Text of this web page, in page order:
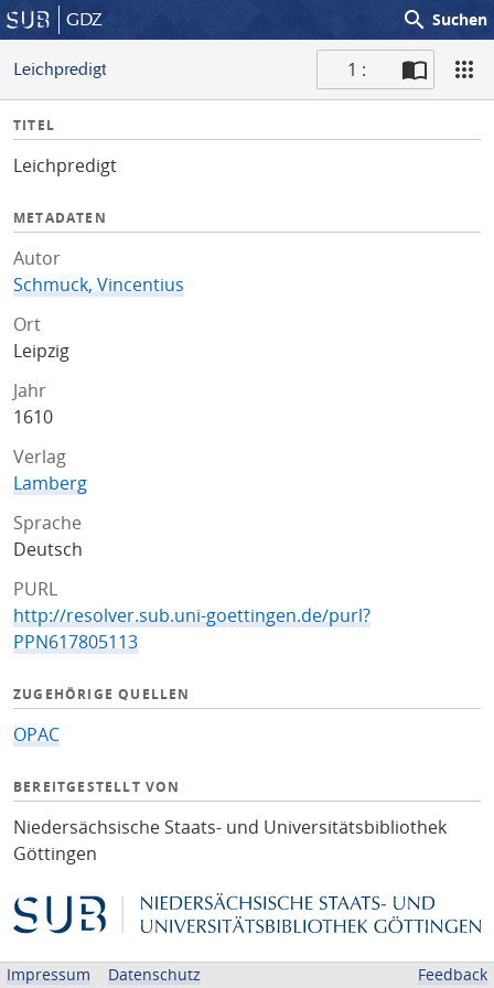
GDZ search Suchen
Leichpredigt 1 :
I
f
TITEL
Leichpredigt
METADATEN
Autor
Schmuck, Vincentius
Ort
Leipzig
Jahr
1610
Verlag
Lamberg
Sprache
Deutsch
PURL
http://resolver.sub.uni-goettingen.de/purl?
PPN617805113
ZUGEHÖRIGE QUELLEN
OPAC
BEREITGESTELLT VON
Niedersächsische Staats- und Universitätsbibliothek
Göttingen
Impressum Datenschutz Feedback